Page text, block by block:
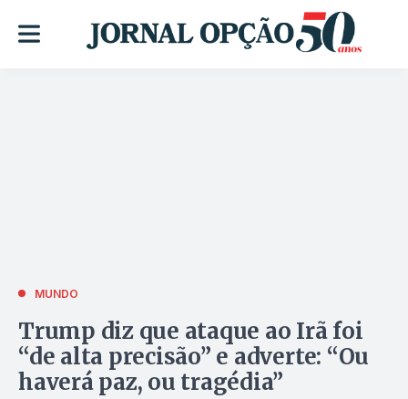
MUNDO
Trump diz que ataque ao Irã foi
“de alta precisão” e adverte: “Ou
haverá paz, ou tragédia”